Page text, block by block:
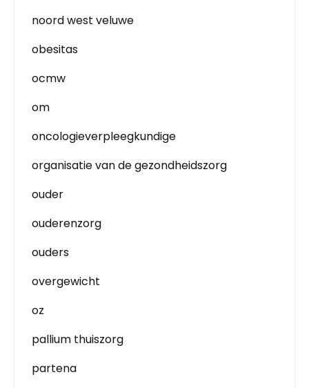
noord west veluwe
obesitas
ocmw
om
oncologieverpleegkundige
organisatie van de gezondheidszorg
ouder
ouderenzorg
ouders
overgewicht
oz
pallium thuiszorg
partena